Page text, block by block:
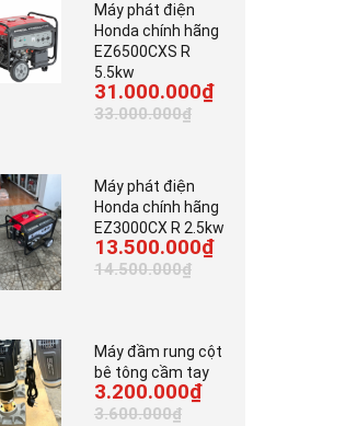
tời kéo gỗ động...
Máy phát điện
Honda chính hãng
EZ6500CXS R
5.5kw
31.000.000₫
33.000.000₫
Máy phát điện
Honda chính hãng
EZ3000CX R 2.5kw
13.500.000₫
14.500.000₫
Máy đầm rung cột
bê tông cầm tay
3.200.000₫
3.600.000₫